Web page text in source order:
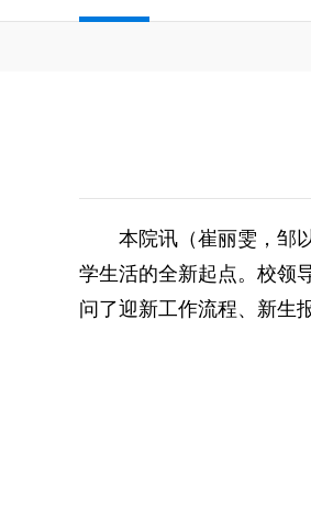
本院讯（崔丽雯，邹
学生活的全新起点。 校领
问了迎新工作流程、新生